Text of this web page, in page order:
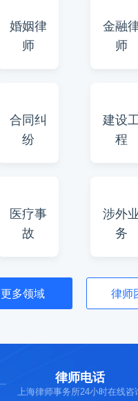
婚姻律
师
金融
师
合同纠
纷
建设工
程
医疗事
故
涉外
务
更多领域 律师
律师电话
上海律师事务所24小时在线咨